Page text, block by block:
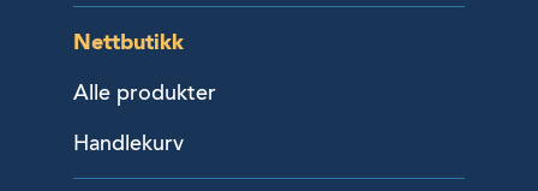
Nettbutikk
Alle produkter
Handlekurv